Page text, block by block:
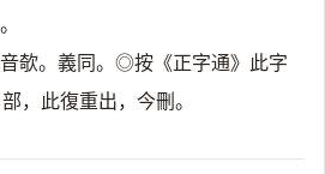
欹。義同。◎按《正字通》此字
，此復重出，今刪。